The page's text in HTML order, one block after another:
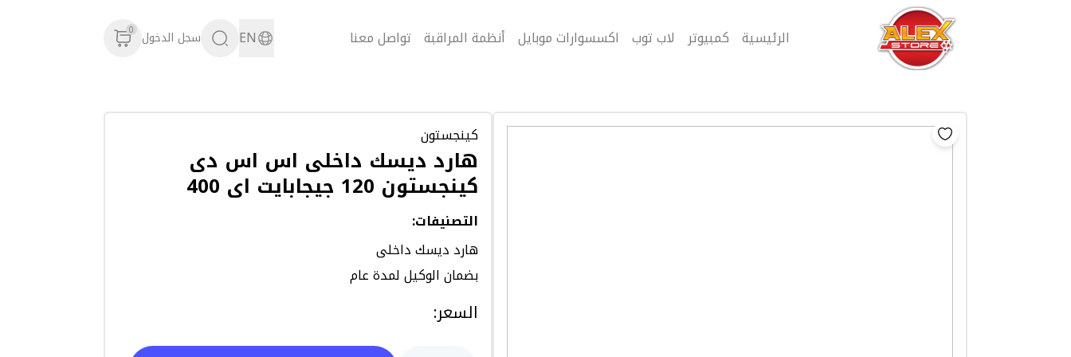
الرئيسية كمبيوتر لاب توب اكسسوارات موبايل أنظمة المراقبة تواصل معنا EN سجل الدخول 0
كينجستون
هارد ديسك داخلى اس اس دى
كينجستون 120 جيجابايت اى 400
التصنيفات:
هارد ديسك داخلى
بضمان الوكيل لمدة عام
السعر: